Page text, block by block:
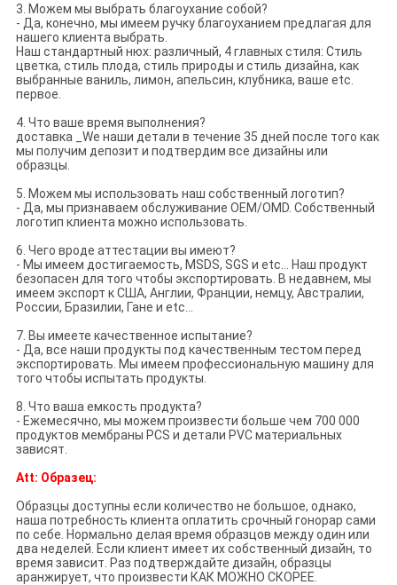
3. Можем мы выбрать благоухание собой?
- Да, конечно, мы имеем ручку благоуханием предлагая для
нашего клиента выбрать.
Наш стандартный нюх: различный, 4 главных стиля: Стиль
цветка, стиль плода, стиль природы и стиль дизайна, как
выбранные ваниль, лимон, апельсин, клубника, ваше etc.
первое.
4. Что ваше время выполнения?
доставка _We наши детали в течение 35 дней после того как
мы получим депозит и подтвердим все дизайны или
образцы.
5. Можем мы использовать наш собственный логотип?
- Да, мы признаваем обслуживание OEM/OMD. Собственный
логотип клиента можно использовать.
6. Чего вроде аттестации вы имеют?
- Мы имеем достигаемость, MSDS, SGS и etc… Наш продукт
безопасен для того чтобы экспортировать. В недавнем, мы
имеем экспорт к США, Англии, Франции, немцу, Австралии,
России, Бразилии, Гане и etc…
7. Вы имеете качественное испытание?
- Да, все наши продукты под качественным тестом перед
экспортировать. Мы имеем профессиональную машину для
того чтобы испытать продукты.
8. Что ваша емкость продукта?
- Ежемесячно, мы можем произвести больше чем 700 000
продуктов мембраны PCS и детали PVC материальных
зависят.
Att: Образец:
Образцы доступны если количество не большое, однако,
наша потребность клиента оплатить срочный гонорар сами
по себе. Нормально делая время образцов между один или
два неделей. Если клиент имеет их собственный дизайн, то
время зависит. Раз подтверждайте дизайн, образцы
аранжирует, что произвести КАК МОЖНО СКОРЕЕ.